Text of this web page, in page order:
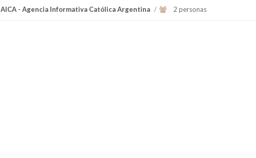
AICA - Agencia Informativa Católica Argentina / 2 personas